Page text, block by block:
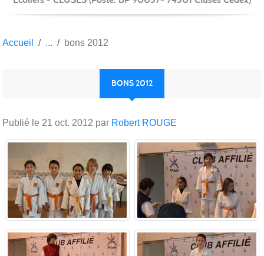
-
Accueil bons 2012
BONS 2012
Publié le 21 oct. 2012 par Robert ROUGE